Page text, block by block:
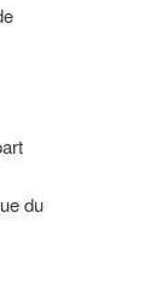
du